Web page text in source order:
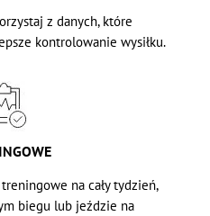
z danych, które
kontrolowanie wysiłku.
na cały tydzień,
biegu lub jeździe na